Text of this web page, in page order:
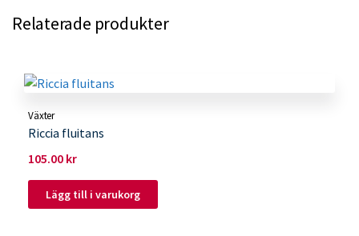
Relaterade produkter
Växter
Riccia fluitans
105.00 kr
Lägg till i varukorg